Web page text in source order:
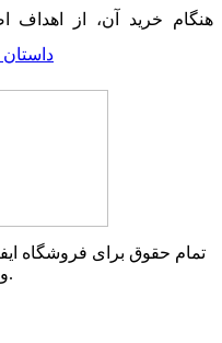
هنگام خرید آن، از اهداف
و انتشار محتوا با حفظ اثر بلامانع است.